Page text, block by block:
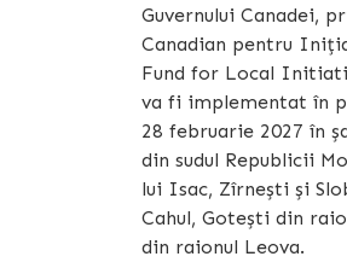
Guvernului Canadei,
Canadian pentru
Fund for Local
va fi implementat în
28 februarie 2027 în
din sudul Republicii
lui Isac, Zîrnești și
Cahul, Gotești din
din raionul Leova.